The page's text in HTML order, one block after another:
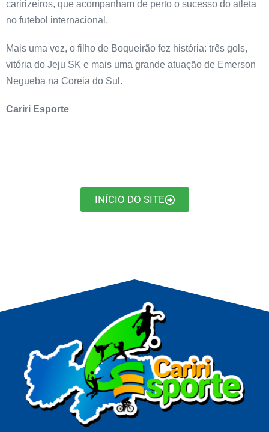
caririzeiros, que acompanham de perto o sucesso do atleta
no futebol internacional.
Mais uma vez, o filho de Boqueirão fez história: três gols,
vitória do Jeju SK e mais uma grande atuação de Emerson
Negueba na Coreia do Sul.
Cariri Esporte
INÍCIO DO SITE